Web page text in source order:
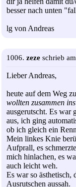
besser nach unten
lg von Andreas
1006. zeze schrieb
Lieber Andreas,
heute auf dem Weg
wollten zusammen
ausgerutscht. Es war
aus, ich ging
ob ich gleich ein
Mein linkes Knie
Aufprall, es
mich hinlachen, es
auch leicht weh.
Es war so ästhetisch,
Ausrutschen aussah.